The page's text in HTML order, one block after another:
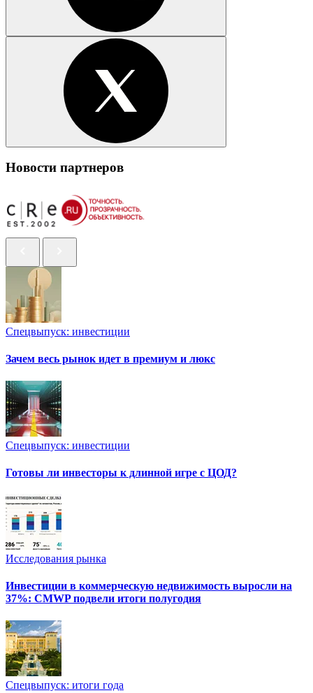
Новости партнеров
Спецвыпуск: инвестиции
Зачем весь рынок идет в премиум и люкс
Спецвыпуск: инвестиции
Готовы ли инвесторы к длинной игре с ЦОД?
Исследования рынка
Инвестиции в коммерческую недвижимость выросли на
37%: CMWP подвели итоги полугодия
Спецвыпуск: итоги года